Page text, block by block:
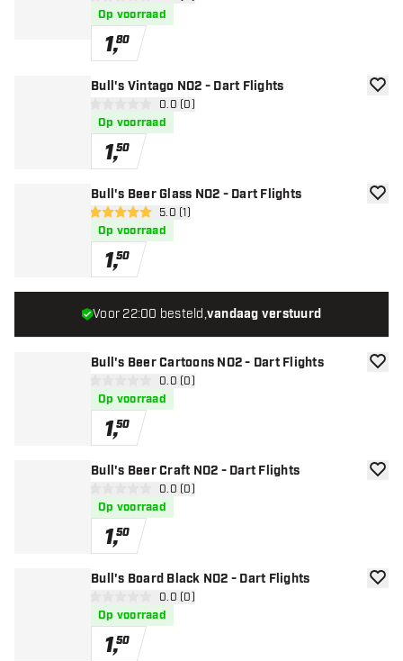
Op voorraad
1,80
Bull's Vintago NO2 - Dart Flights
open reviews drawer
0 score sterren0.0 (0)
Op voorraad
1,50
Bull's Beer Glass NO2 - Dart Flights
open reviews drawer
5 score sterren5.0 (1)
Op voorraad
1,50
Bull's Beer Cartoons NO2 - Dart Flights
open reviews drawer
0 score sterren0.0 (0)
Op voorraad
1,50
Bull's Beer Craft NO2 - Dart Flights
open reviews drawer
0 score sterren0.0 (0)
Op voorraad
1,50
Bull's Board Black NO2 - Dart Flights
open reviews drawer
0 score sterren0.0 (0)
Op voorraad
1,50
Voor 22:00 besteld,vandaag verstuurd